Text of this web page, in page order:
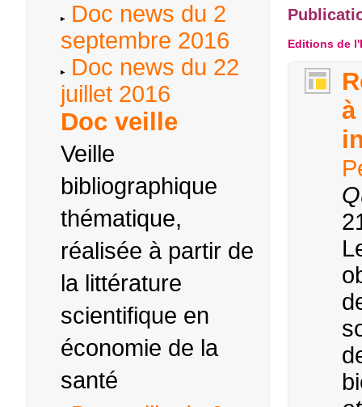
Doc news du 2
septembre 2016
Doc news du 22
juillet 2016
Doc veille
Veille
bibliographique
thématique,
réalisée à partir de
la littérature
scientifique en
économie de la
santé
Editions de